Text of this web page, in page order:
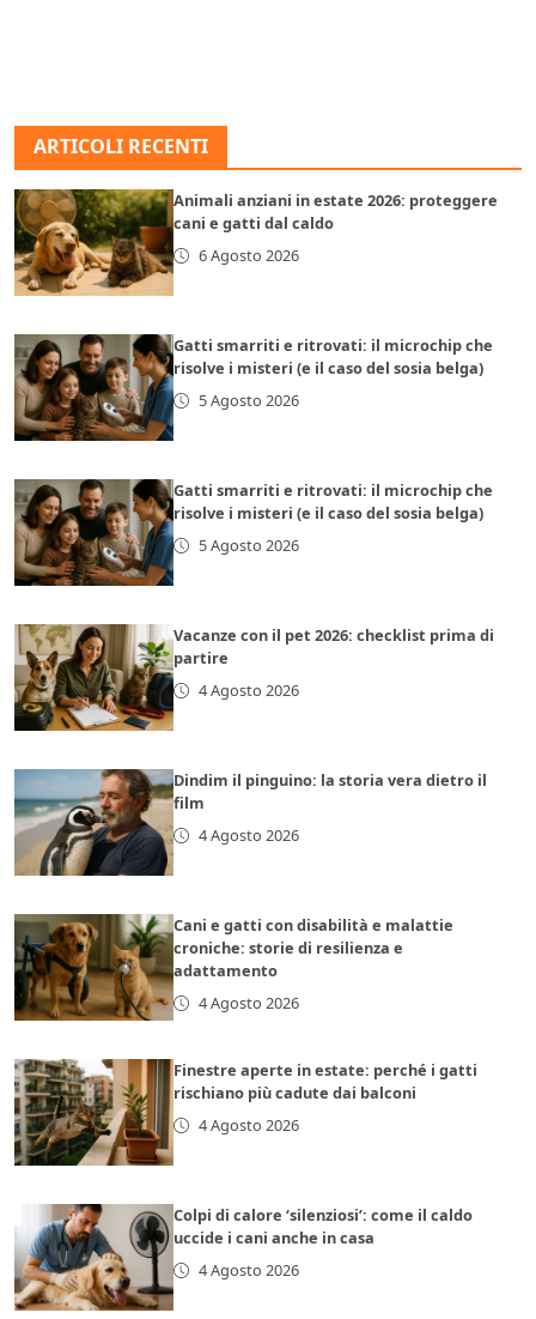
ARTICOLI RECENTI
Animali anziani in estate 2026: proteggere
cani e gatti dal caldo
6 Agosto 2026
Gatti smarriti e ritrovati: il microchip che
risolve i misteri (e il caso del sosia belga)
5 Agosto 2026
Gatti smarriti e ritrovati: il microchip che
risolve i misteri (e il caso del sosia belga)
5 Agosto 2026
Vacanze con il pet 2026: checklist prima di
partire
4 Agosto 2026
Dindim il pinguino: la storia vera dietro il
film
4 Agosto 2026
Cani e gatti con disabilità e malattie
croniche: storie di resilienza e
adattamento
4 Agosto 2026
Finestre aperte in estate: perché i gatti
rischiano più cadute dai balconi
4 Agosto 2026
Colpi di calore ‘silenziosi’: come il caldo
uccide i cani anche in casa
4 Agosto 2026